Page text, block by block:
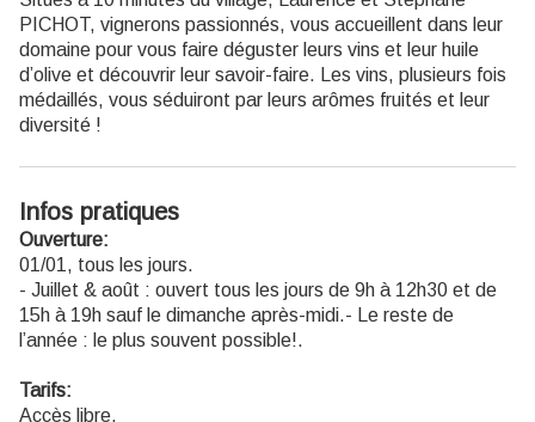
PICHOT, vignerons passionnés, vous accueillent dans leur
domaine pour vous faire déguster leurs vins et leur huile
d’olive et découvrir leur savoir-faire. Les vins, plusieurs fois
médaillés, vous séduiront par leurs arômes fruités et leur
diversité !
Infos pratiques
Ouverture:
01/01, tous les jours.
- Juillet & août : ouvert tous les jours de 9h à 12h30 et de
15h à 19h sauf le dimanche après-midi.- Le reste de
l’année : le plus souvent possible!.
Tarifs:
Accès libre.